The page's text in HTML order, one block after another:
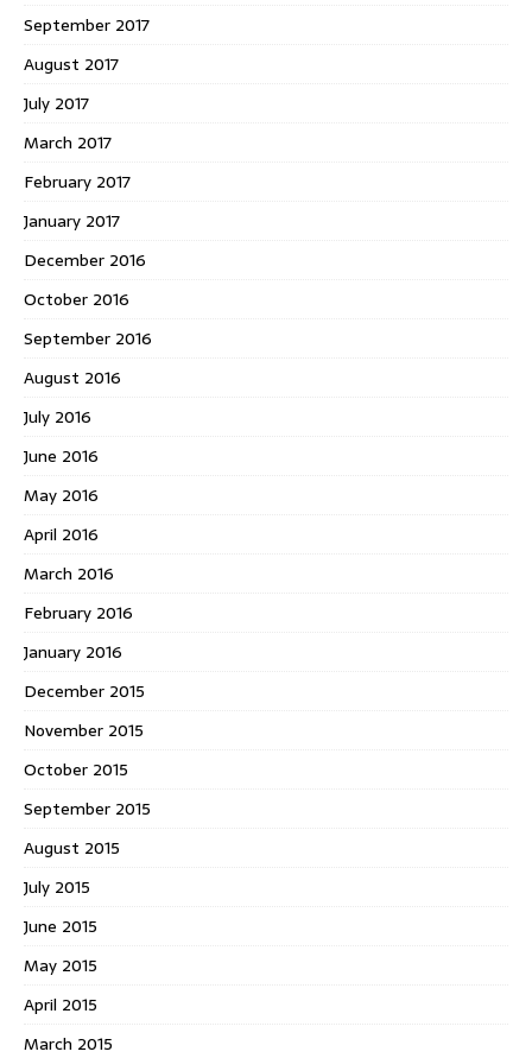
September 2017
August 2017
July 2017
March 2017
February 2017
January 2017
December 2016
October 2016
September 2016
August 2016
July 2016
June 2016
May 2016
April 2016
March 2016
February 2016
January 2016
December 2015
November 2015
October 2015
September 2015
August 2015
July 2015
June 2015
May 2015
April 2015
March 2015